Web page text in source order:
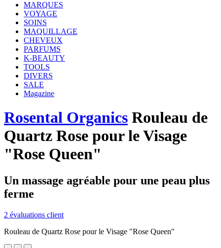
MARQUES
VOYAGE
SOINS
MAQUILLAGE
CHEVEUX
PARFUMS
K-BEAUTY
TOOLS
DIVERS
SALE
Magazine
Rosental Organics Rouleau de
Quartz Rose pour le Visage
"Rose Queen"
Un massage agréable pour une peau plus
ferme
2 évaluations client
Rouleau de Quartz Rose pour le Visage "Rose Queen"